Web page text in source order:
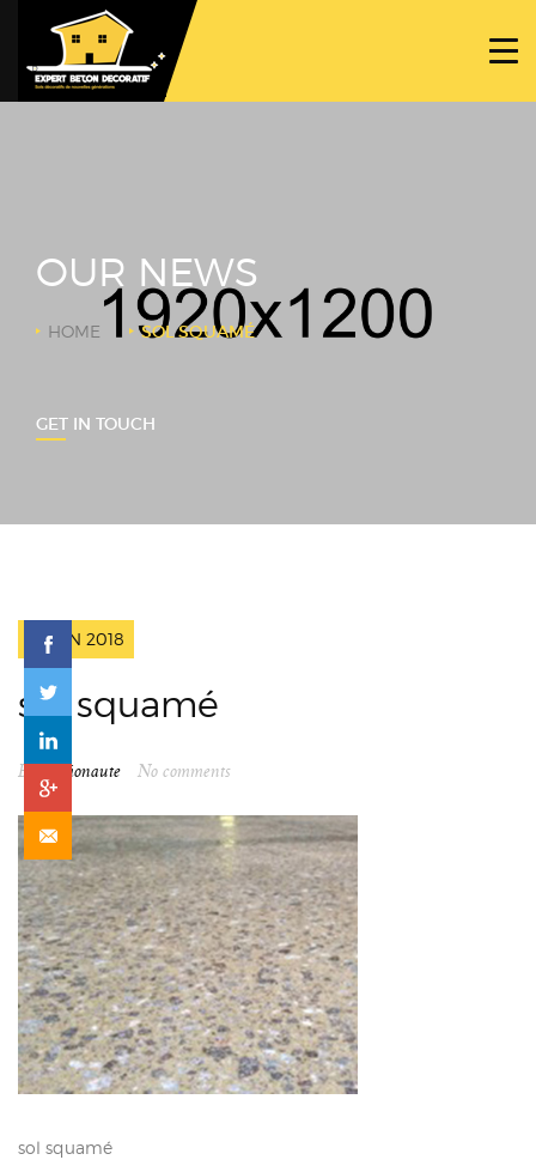
PROJETS
NOUS CONTACTER
OUR NEWS
HOME SOL SQUAMÉ
GET IN TOUCH
2 JUIN 2018
sol squamé
By spationaute No comments
sol squamé